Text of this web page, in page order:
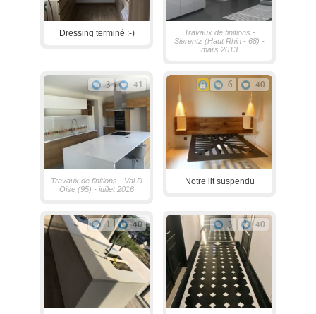
Dressing terminé :-)
Travaux de finitions -
Sierentz (Haut Rhin - 68) -
mars 2013
3 41
Travaux de finitions - Val D
Oise (95) - juillet 2016
6 40
Notre lit suspendu
1 40 3 40